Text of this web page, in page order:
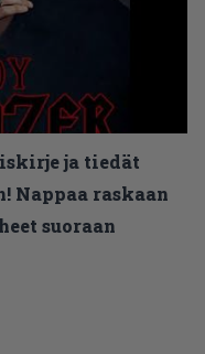
ja tiedät
Nappaa raskaan
suoraan